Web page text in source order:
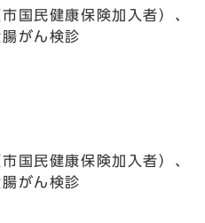
国民健康保険加入者）、
がん検診
国民健康保険加入者）、
がん検診